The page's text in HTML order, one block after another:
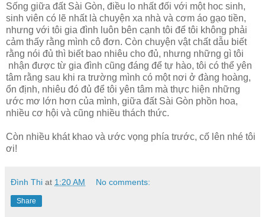
Sống giữa đất Sài Gòn, điều lo nhất đối với một hoc sinh,
sinh viên có lẽ nhất là chuyện xa nhà và cơm áo gạo tiền,
nhưng với tôi gia đình luôn bên cạnh tôi để tôi không phải
cảm thấy rằng mình cô đơn. Còn chuyện vật chất dẫu biết
rằng nói đủ thì biết bao nhiêu cho đủ, nhưng những gì tôi
nhận được từ gia đình cũng đáng để tự hào, tôi có thể yên
tâm rằng sau khi ra trường mình có một nơi ở đàng hoàng,
ổn định, nhiêu đó đủ để tôi yên tâm mà thực hiện những
ước mơ lớn hơn của mình, giữa đất Sài Gòn phồn hoa,
nhiều cơ hội và cũng nhiều thách thức.
Còn nhiều khát khao và ước vọng phía trước, cố lên nhé tôi
ơi!
Đình Thi at 1:20 AM No comments:
Share